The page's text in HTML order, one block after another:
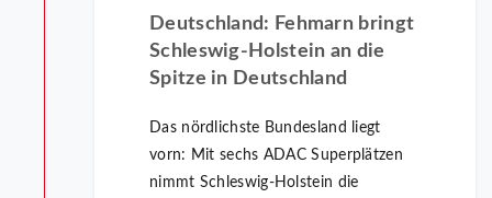
Deutschland: Fehmarn bringt
Schleswig-Holstein an die
Spitze in Deutschland
Das nördlichste Bundesland liegt
vorn: Mit sechs ADAC Superplätzen
nimmt Schleswig-Holstein die